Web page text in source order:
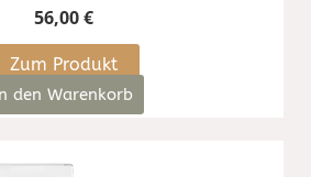
56,00€
Zum Produkt
In den Warenkorb